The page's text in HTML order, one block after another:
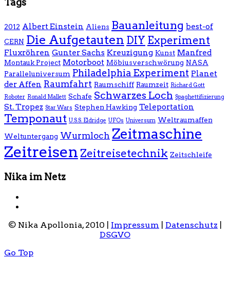
Tags
2012 Albert Einstein Aliens Bauanleitung best-of
CERN Die Aufgetauten DIY Experiment
Fluxröhren Gunter Sachs Kreuzigung Kunst Manfred
Montauk Project Motorboot Möbiusverschwörung NASA
Paralleluniversum Philadelphia Experiment Planet
der Affen Raumfahrt Raumschiff Raumzeit Richard Gott
Roboter Ronald Mallett Schafe Schwarzes Loch Spaghettifizierung
St. Tropez Star Wars Stephen Hawking Teleportation
Temponaut U.S.S. Eldridge UFOs Universum Weltraumaffen
Weltuntergang Wurmloch Zeitmaschine
Zeitreisen Zeitreisetechnik Zeitschleife
Nika im Netz
© Nika Apollonia, 2010 | Impressum Datenschutz
DSGVO
Go Top